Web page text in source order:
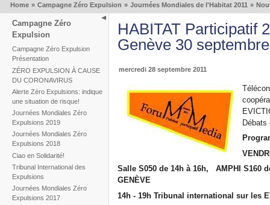
Home » Campagne Zéro Expulsion » Journées Mondiales de l'Habitat 2011 »
Campagne Zéro
Expulsion
Campagne Zéro Expulsion
Présentation
ZÉRO EXPULSION À CAUSE
DU CORONAVIRUS
Alerte Zéro Expulsions: indique
une situation de risque!
Journées Mondiales Zéro
Expulsions 2019
Journées Mondiales Zéro
Expulsions 2018
Ciao en Solidarité!
Tribunal International des
Expulsions
Journées Mondiales Zéro
Expulsions 2017
HABITAT Participatif
Genève 30
mercredi 28 septembre 2011
Salle S050 de 14h à 16h,
AMPHI S160
GENÈVE
14h - 19hTribunal international sur les